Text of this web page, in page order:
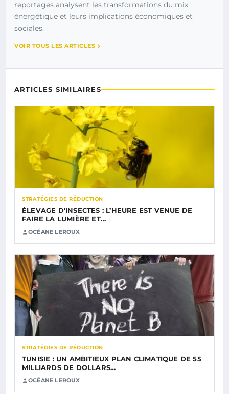
reportages analysent les transformations du mix
énergétique et leurs implications économiques et
sociales.
VOIR TOUS LES ARTICLES
ARTICLES SIMILAIRES
STRATÉGIES DE RÉDUCTION
ÉLEVAGE D’INSECTES : L’HEURE EST VENUE DE
FAIRE LA LUMIÈRE ET…
OCÉANE LEROUX
STRATÉGIES DE RÉDUCTION
TUNISIE : UN AMBITIEUX PLAN CLIMATIQUE DE 55
MILLIARDS DE DOLLARS…
OCÉANE LEROUX